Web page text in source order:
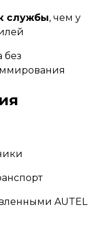
службы, чем у
без
AUTEL